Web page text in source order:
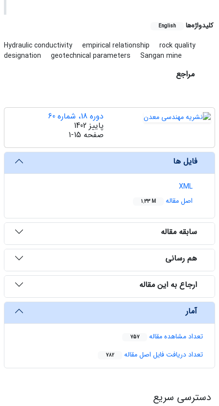
کلیدواژه‌ها English
Hydraulic conductivity empirical relationship
rock quality
designation
geotechnical parameters Sangan mine
مراجع
دوره 18، شماره 60
پاییز 1402
صفحه 1-15
فایل ها
XML
اصل مقاله
1.33 M
سابقه مقاله
هم رسانی
ارجاع به این مقاله
آمار
تعداد مشاهده مقاله 757
تعداد دریافت فایل اصل مقاله 782
دسترسی سریع